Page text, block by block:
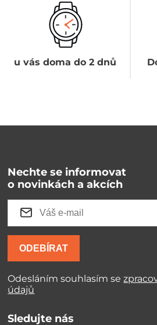
u vás doma do 2 dnů
Nechte se informovat
o novinkách a akcích
ODEBÍRAT
Odesláním souhlasím se
údajů
Sledujte nás